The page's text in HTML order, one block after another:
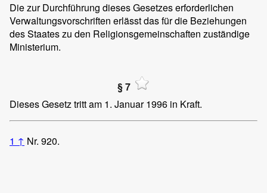
Die zur Durchführung dieses Gesetzes erforderlichen
Verwaltungsvorschriften erlässt das für die Beziehungen
des Staates zu den Religionsgemeinschaften zuständige
Ministerium.
§ 7
Dieses Gesetz tritt am 1. Januar 1996 in Kraft.
1 ↑ Nr. 920.